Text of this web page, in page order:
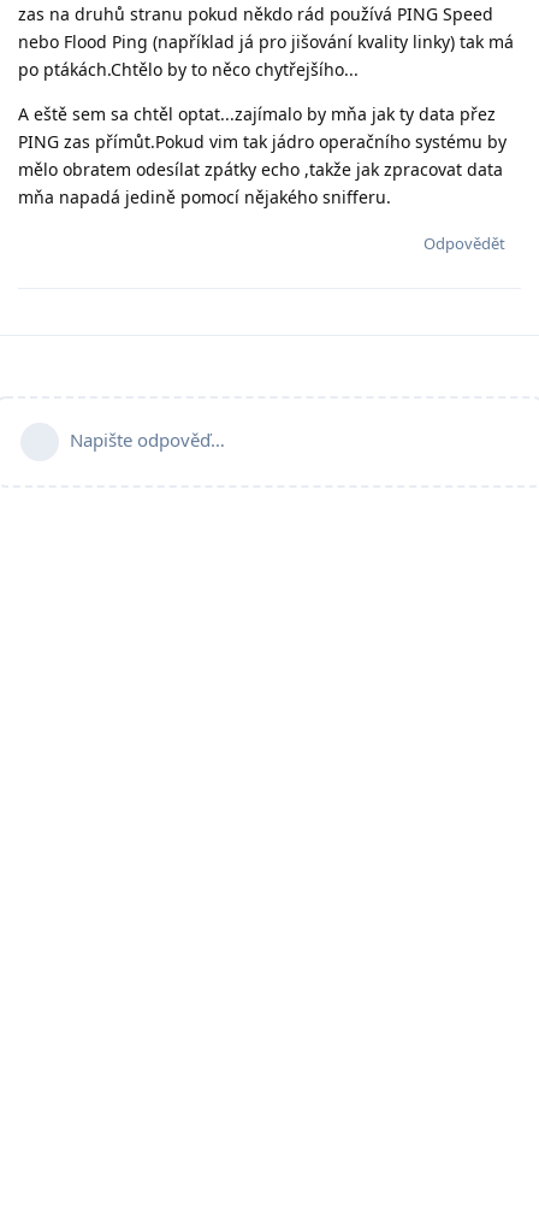
zas na druhů stranu pokud někdo rád používá PING Speed
nebo Flood Ping (například já pro jišování kvality linky) tak má
po ptákách.Chtělo by to něco chytřejšího...
A eště sem sa chtěl optat...zajímalo by mňa jak ty data přez
PING zas přímůt.Pokud vim tak jádro operačního systému by
mělo obratem odesílat zpátky echo ,takže jak zpracovat data
mňa napadá jedině pomocí nějakého snifferu.
Odpovědět
Napište odpověď…